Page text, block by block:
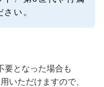
い。
要となった場合も
いただけますので、